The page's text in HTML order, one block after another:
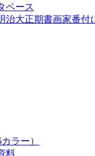
ベース
治大正期書画家番付
ラー）
料